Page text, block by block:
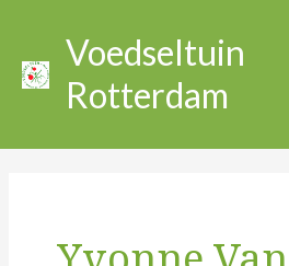
Voedseltuin
Rotterdam